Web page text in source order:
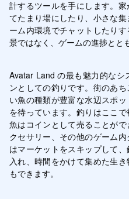
計するツールを手にします。
てたまり場にしたり、小さな
ーム内環境でチャットしたり
景ではなく、ゲームの進捗とと
Avatar Land の最も魅力的なシ
ンとしての釣りです。街のあ
い魚の種類が豊富な水辺スポ
を待っています。釣りはここ
魚はコインとして売ることが
クセサリー、その他のゲーム
はマーケットをスキップして
入れ、時間をかけて集めた生
もできます。